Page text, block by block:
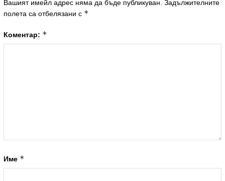
Вашият имейл адрес няма да бъде публикуван. Задължителните
полета са отбелязани с *
Коментар: *
Име *